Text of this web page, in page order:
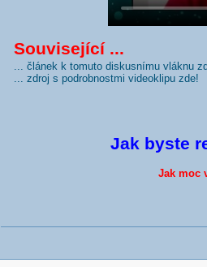
Související ...
... článek k tomuto diskusnímu vláknu
... zdroj s podrobnostmi videoklipu zde!
Jak byste
Jak moc